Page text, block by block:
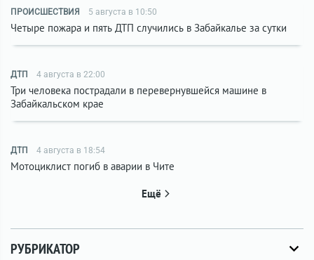
ПРОИСШЕСТВИЯ 5 августа в 10:50
Четыре пожара и пять ДТП случились в Забайкалье за сутки
ДТП 4 августа в 22:00
Три человека пострадали в перевернувшейся машине в
Забайкальском крае
ДТП 4 августа в 18:54
Мотоциклист погиб в аварии в Чите
Ещё
РУБРИКАТОР